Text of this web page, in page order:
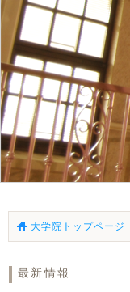
大学院トップページ
最新情報